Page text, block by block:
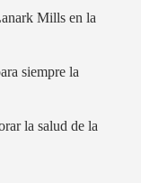
Mills en la
siempre la
la salud de la